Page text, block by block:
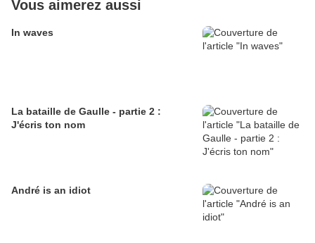
Vous aimerez aussi
In waves
La bataille de Gaulle - partie 2 :
J'écris ton nom
André is an idiot